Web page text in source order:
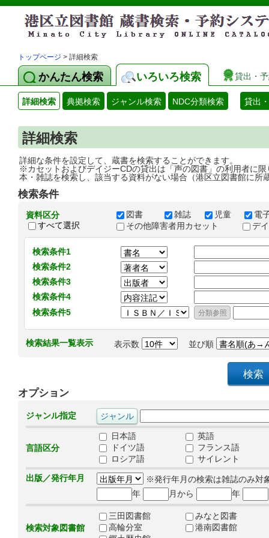
トップページ > 詳細検索
かんたん検索 いろいろ検索 貸出・
詳細検索 典拠検索 ジャンル検索 NDC分類検索 貸出
詳細検索
詳細な条件を設定して、蔵書を検索することができます。
※カセットおよびデイジーCDの貸出は「声の図書」の利用者に限
本・雑誌を検索し、該当する資料がない場合（港区立図書館に所
検索条件
資料区分
すべて選択
図書 雑誌 児童
電
その他障害者用カセット
デ
検索条件1
検索条件2
検索条件3
検索条件4
検索条件5
検索結果一覧表示 表示数 並び順
オプション
ジャンル指定
言語区分
日本語
英語
ドイツ語
フランス語
ロシア語
サイレント
出版／発行年月
※発行年月の検索は雑誌のみ対
年
月から 年
検索対象図書館
三田図書館
みなと図書
高輪分室
港南図書館